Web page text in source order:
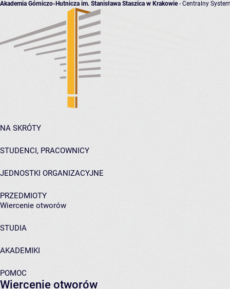
Akademia Górniczo-Hutnicza im. Stanisława Staszica w Krakowie- Centralny
NA SKRÓTY
STUDENCI, PRACOWNICY
JEDNOSTKI ORGANIZACYJNE
PRZEDMIOTY
Wiercenie otworów
STUDIA
AKADEMIKI
POMOC
Wiercenie otworów